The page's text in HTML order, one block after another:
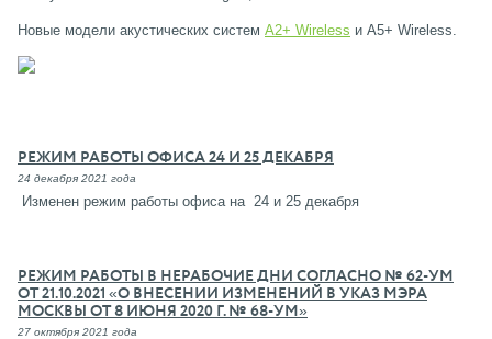
Новые модели акустических систем A2+ Wireless и А5+ Wireless.
РЕЖИМ РАБОТЫ ОФИСА 24 И 25 ДЕКАБРЯ
24 декабря 2021 года
Изменен режим работы офиса на 24 и 25 декабря
РЕЖИМ РАБОТЫ В НЕРАБОЧИЕ ДНИ СОГЛАСНО № 62-УМ
ОТ 21.10.2021 «О ВНЕСЕНИИ ИЗМЕНЕНИЙ В УКАЗ МЭРА
МОСКВЫ ОТ 8 ИЮНЯ 2020 Г. № 68-УМ»
27 октября 2021 года